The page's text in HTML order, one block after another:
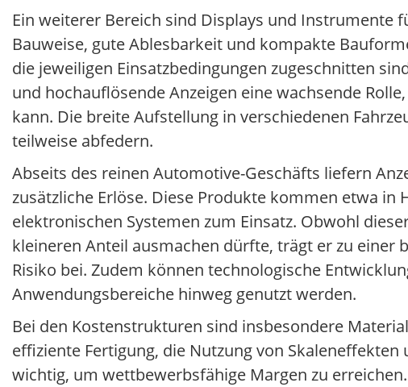
Ein weiterer Bereich sind Displays und
Bauweise, gute Ablesbarkeit und kompakte
die jeweiligen Einsatzbedingungen zugeschnitten
und hochauflösende Anzeigen eine wachsende
kann. Die breite Aufstellung in verschiedenen
teilweise abfedern.
Abseits des reinen Automotive-Geschäfts liefern
zusätzliche Erlöse. Diese Produkte kommen etwa
elektronischen Systemen zum Einsatz. Obwohl
kleineren Anteil ausmachen dürfte, trägt er zu
Risiko bei. Zudem können technologische
Anwendungsbereiche hinweg genutzt werden.
Bei den Kostenstrukturen sind insbesondere
effiziente Fertigung, die Nutzung von
wichtig, um wettbewerbsfähige Margen zu